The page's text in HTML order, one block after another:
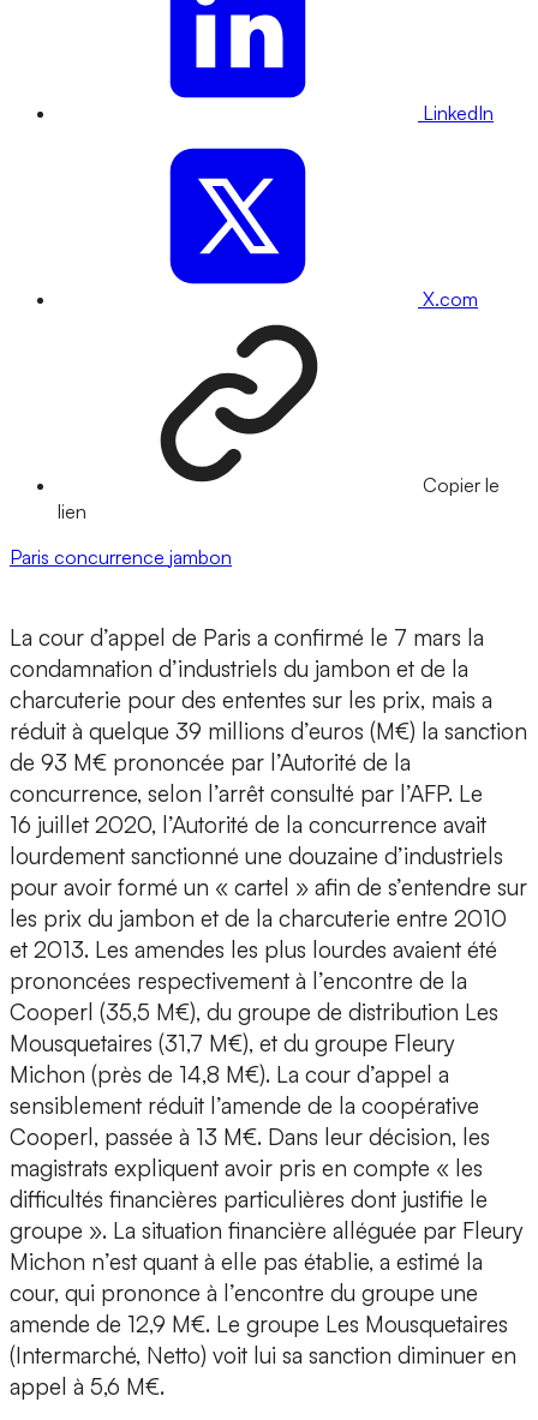
LinkedIn
X.com
Copier le
lien
Paris concurrence jambon
La cour d’appel de Paris a confirmé le 7 mars la
condamnation d’industriels du jambon et de la
charcuterie pour des ententes sur les prix, mais a
réduit à quelque 39 millions d’euros (M€) la sanction
de 93 M€ prononcée par l’Autorité de la
concurrence, selon l’arrêt consulté par l’AFP. Le
16 juillet 2020, l’Autorité de la concurrence avait
lourdement sanctionné une douzaine d’industriels
pour avoir formé un « cartel » afin de s’entendre sur
les prix du jambon et de la charcuterie entre 2010
et 2013. Les amendes les plus lourdes avaient été
prononcées respectivement à l’encontre de la
Cooperl (35,5 M€), du groupe de distribution Les
Mousquetaires (31,7 M€), et du groupe Fleury
Michon (près de 14,8 M€). La cour d’appel a
sensiblement réduit l’amende de la coopérative
Cooperl, passée à 13 M€. Dans leur décision, les
magistrats expliquent avoir pris en compte « les
difficultés financières particulières dont justifie le
groupe ». La situation financière alléguée par Fleury
Michon n’est quant à elle pas établie, a estimé la
cour, qui prononce à l’encontre du groupe une
amende de 12,9 M€. Le groupe Les Mousquetaires
(Intermarché, Netto) voit lui sa sanction diminuer en
appel à 5,6 M€.